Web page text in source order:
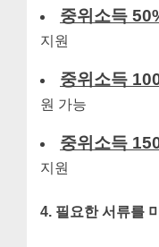
중위소득
지원
중위소득
원 가능
중위소득
지원
4. 필요한 서류를